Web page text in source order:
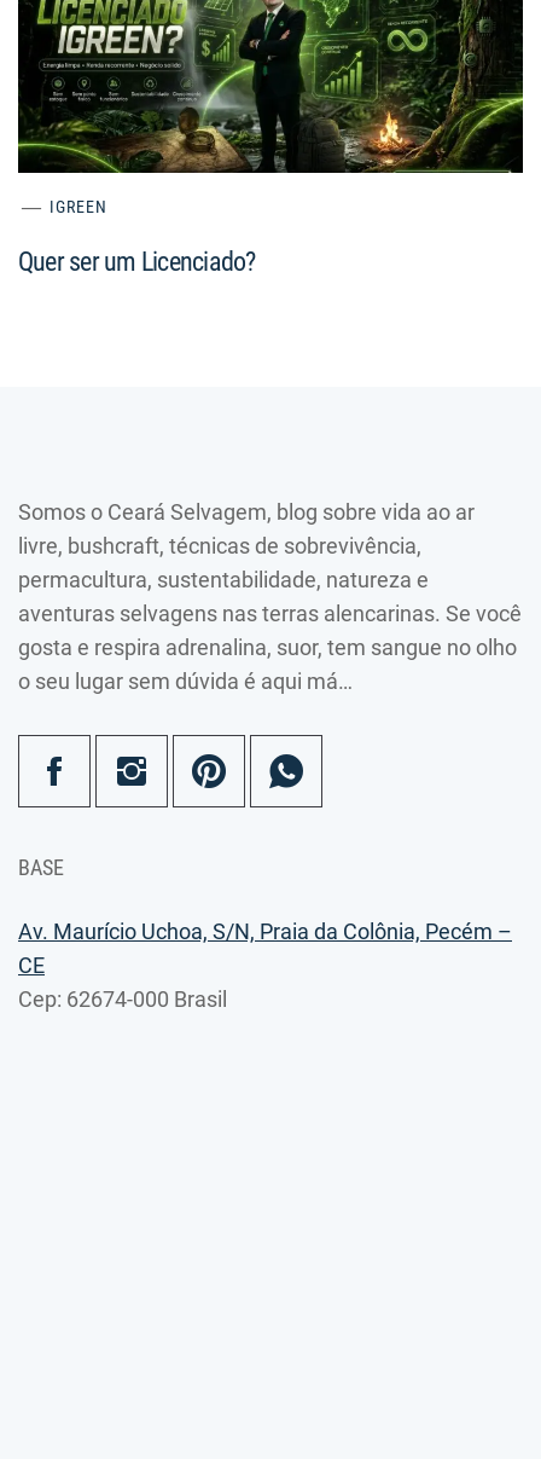
IGREEN
Quer ser um Licenciado?
Somos o Ceará Selvagem, blog sobre vida ao ar
livre, bushcraft, técnicas de sobrevivência,
permacultura, sustentabilidade, natureza e
aventuras selvagens nas terras alencarinas. Se você
gosta e respira adrenalina, suor, tem sangue no olho
o seu lugar sem dúvida é aqui má…
BASE
Av. Maurício Uchoa, S/N, Praia da Colônia, Pecém –
CE
Cep: 62674-000 Brasil